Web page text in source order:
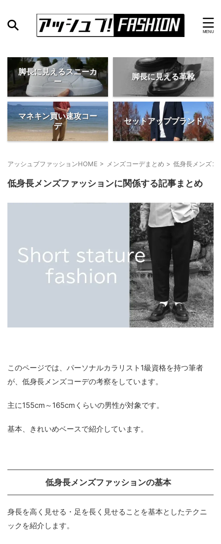
脚長に見えるスニーカ
ー
脚長に見える革靴
マネキン買い速攻コー
デ
セットアップブランド
アッシュブファッションHOME > メンズコーデまとめ > 低身長メンズコ
低身長メンズファッションに関係する記事まとめ
このページでは、パーソナルカラリスト1級資格を持つ筆者
が、低身長メンズコーデの考察をしています。
主に155cm～165cmくらいの男性が対象です。
基本、きれいめベースで紹介しています。
低身長メンズファッションの基本
身長を高く見せる・足を長く見せることを基本としたテクニ
ックを紹介します。